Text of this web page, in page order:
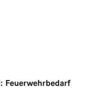
Feuerwehrbedarf